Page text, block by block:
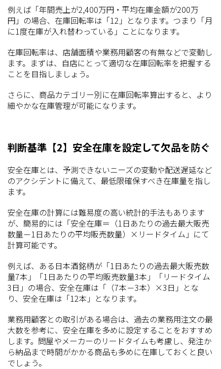
例えば「年間売上が2,400万円・平均在庫金額が200万
円」の場合、在庫回転率は「12」となります。つまり「月
に1度在庫が入れ替わっている」ことになります。
在庫回転率は、店舗面積や業務用顧客の有無などで変動し
ます。まずは、自店にとって適切な在庫回転率を把握する
ことを目指しましょう。
さらに、商品カテゴリー別に在庫回転率算出すると、より
細やかな在庫管理が可能になります。
判断基準【2】安全在庫を設定して欠品を防ぐ
安全在庫とは、予測できないニーズの変動や配送遅延など
のアクシデントに備えて、最低限確保すべき在庫量を指し
ます。
安全在庫の計算には難易度の高い統計的手法もあります
が、簡易的には「安全在庫＝（1日あたりの過去最大販売
数量－1日あたりの平均販売数量）×リードタイム」にて
計算可能です。
例えば、ある日本酒銘柄が「1日あたりの過去最大販売数
量7本」「1日あたりの平均販売数量3本」「リードタイム
3日」の場合、安全在庫は「（7本－3本）×3日」とな
り、安全在庫は「12本」となります。
業務用顧客との取引がある場合は、過去の業務用注文の最
大数を参考に、安全在庫を多めに設定することをおすすめ
します。問屋やメーカーのリードタイムも考慮し、発注か
ら納品まで時間がかかる商品も多めに在庫しておくと良い
でしょう。